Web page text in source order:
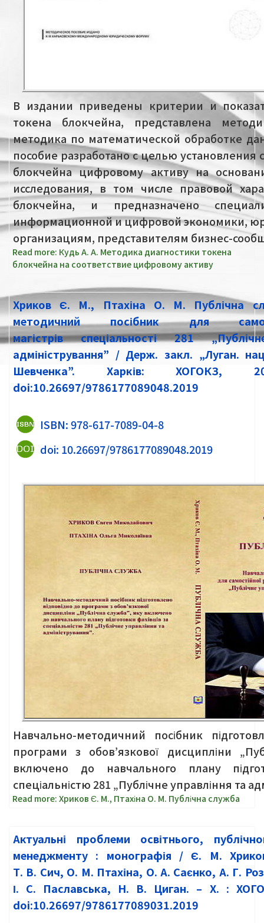
В издании приведены критерии и
токена блокчейна, представлена
методика по математической обработке
пособие разработано с целью установления
блокчейна цифровому активу на
исследования, в том числе правовой
блокчейна, и предназначено
информационной и цифровой экономики,
организациям, представителям бизнес-
Read more: Кудь А. А. Методика диагностики токена
блокчейна на соответствие цифровому активу
Хриков Є. М., Птахіна О. М. Публічна
методичний посібник для
магістрів спеціальності 281
адміністрування” / Держ. закл. „Луган.
Шевченка”. Харків:
doi:10.26697/9786177089048.2019
ISBN: 978-617-7089-04-8
doi: 10.26697/9786177089048.2019
Навчально-методичний посібник
програми з обов’язкової дисципліни
включено до навчального плану
спеціальністю 281 „Публічне управління та
Read more: Хриков Є. М., Птахіна О. М. Публічна служба
Актуальні проблеми освітнього,
менеджменту : монографія / Є. М.
Т. В. Сич, О. М. Птахіна, О. А. Саєнко, А. Г.
І. С. Паславська, Н. В. Циган. – Х. :
doi:10.26697/9786177089031.2019